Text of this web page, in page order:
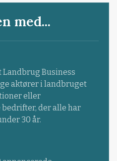
med...
Landbrug Business
aktører i landbruget
eller
der alle har
30 år.